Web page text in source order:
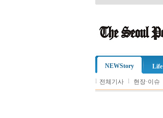
NEWStory
l 전체기사 l 현장·이슈